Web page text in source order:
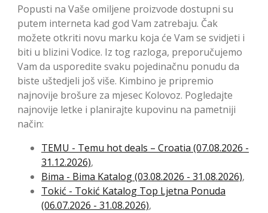
Popusti na Vaše omiljene proizvode dostupni su
putem interneta kad god Vam zatrebaju. Čak
možete otkriti novu marku koja će Vam se svidjeti i
biti u blizini Vodice. Iz tog razloga, preporučujemo
Vam da usporedite svaku pojedinačnu ponudu da
biste uštedjeli još više. Kimbino je pripremio
najnovije brošure za mjesec Kolovoz. Pogledajte
najnovije letke i planirajte kupovinu na pametniji
način:
TEMU - Temu hot deals – Croatia (07.08.2026 -
31.12.2026),
Bima - Bima Katalog (03.08.2026 - 31.08.2026),
Tokić - Tokić Katalog Top Ljetna Ponuda
(06.07.2026 - 31.08.2026),